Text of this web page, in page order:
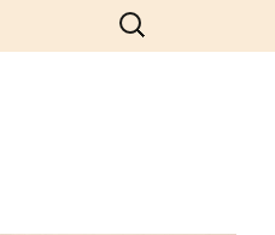
Rechercher :